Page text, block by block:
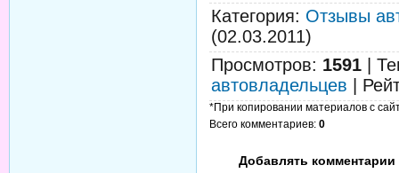
Категория: Отзывы
(02.03.2011)
Просмотров: 1591
автовладельцев
*При копировании материалов с
Всего комментариев: 0
Добавлять комментарии